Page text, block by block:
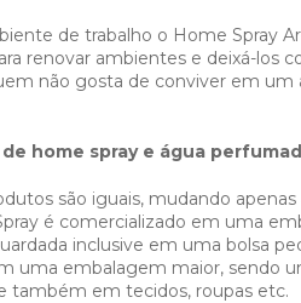
de trabalho o Home Spray
renovar ambientes e deixá-los
não gosta de conviver em um
home spray e água
são iguais, mudando
é comercializado em uma
inclusive em uma bolsa
uma embalagem maior, sendo
também em tecidos, roupas etc.